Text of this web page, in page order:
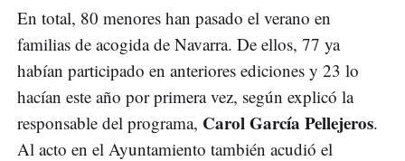
En total, 80 menores han pasado el verano en
familias de acogida de Navarra. De ellos, 77 ya
habían participado en anteriores ediciones y 23 lo
hacían este año por primera vez, según explicó la
responsable del programa, Carol García Pellejeros.
Al acto en el Ayuntamiento también acudió el